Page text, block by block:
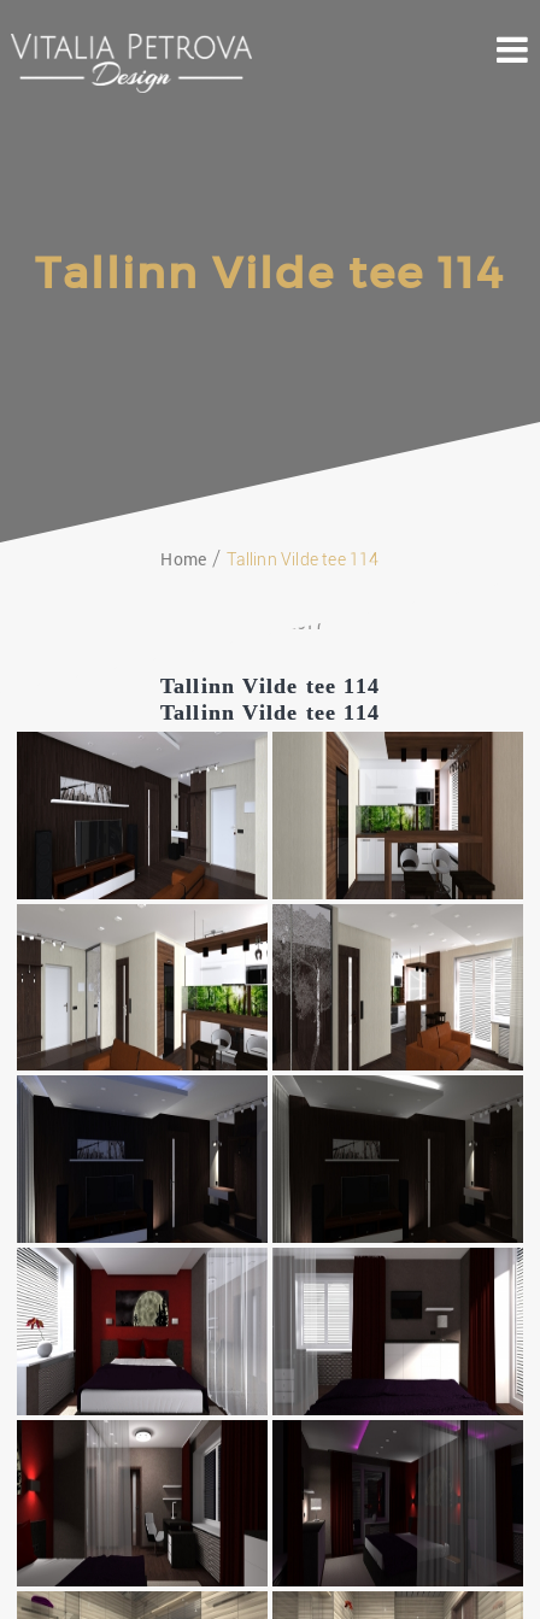
Tallinn Vilde tee 114
Home Tallinn Vilde tee 114
08.07.2017
Tallinn Vilde tee 114
Tallinn Vilde tee 114